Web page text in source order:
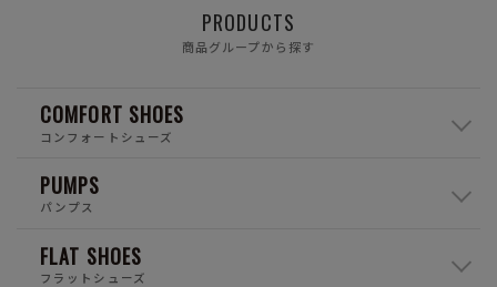
PRODUCTS
商品グループから探す
COMFORT SHOES
コンフォートシューズ
PUMPS
パンプス
FLAT SHOES
フラットシューズ